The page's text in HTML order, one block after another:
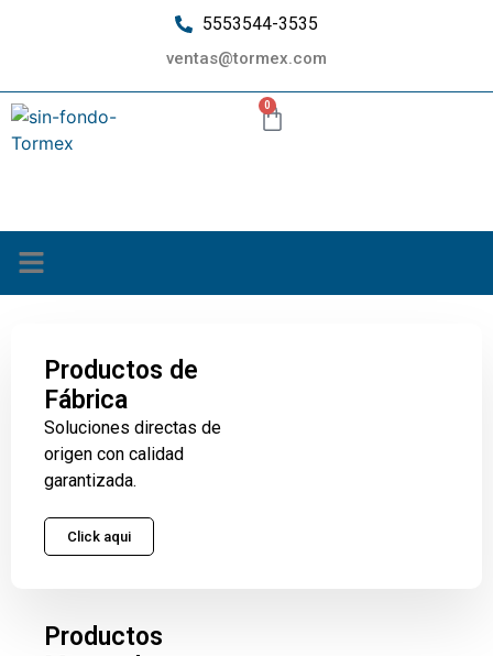
5553544-3535
ventas@tormex.com
0
Productos de
Fábrica
Soluciones directas de
origen con calidad
garantizada.
Click aqui
Productos